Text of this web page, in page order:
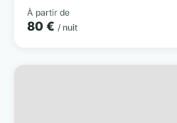
À partir de
80 € / nuit